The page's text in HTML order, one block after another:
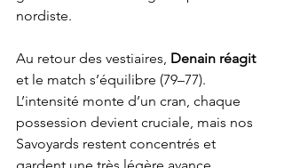
nordiste.
Au retour des vestiaires, Denain réagit
et le match s’équilibre (79–77).
L’intensité monte d’un cran, chaque
possession devient cruciale, mais nos
Savoyards restent concentrés et